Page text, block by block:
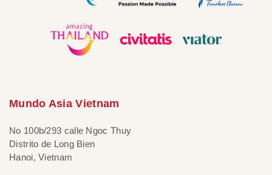
Mundo Asia Vietnam
No 100b/293 calle Ngoc Thuy
Distrito de Long Bien
Hanoi, Vietnam